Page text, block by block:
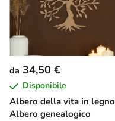
Albero della vita in legno
Albero genealogico
da 34,50 €
Disponibile